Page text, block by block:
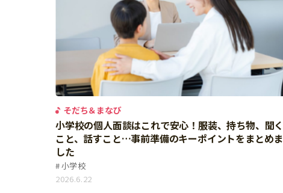
科学・プログラミング
絵本・読み聞かせ
自由研究・工作
読書感想文
本・読書
運動・あそび・ゲーム
英語
ファッション・美容
親子でいっしょに
人間関係
おでかけ
家族
料理
マネー
そだち＆まなび
小学校の個人面談はこれで安心！服装、持ち物、聞く
こと、話すこと…事前準備のキーポイントをまとめま
した
小学校
2026.6.22